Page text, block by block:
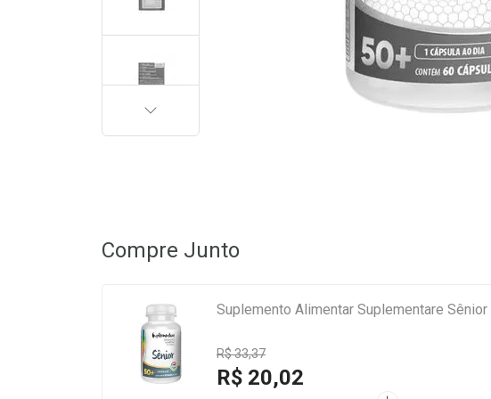
PRÓXIMA
Compre Junto
Suplemento Alimentar Suplementare
R$ 33,37
R$ 20,02